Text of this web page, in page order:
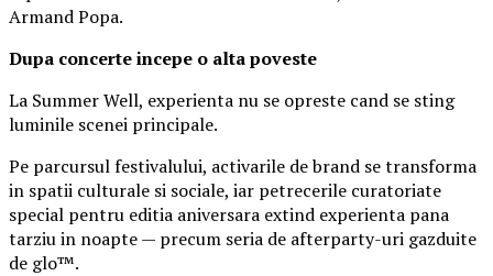
Armand Popa.
Dupa concerte incepe o alta poveste
La Summer Well, experienta nu se opreste cand se sting
luminile scenei principale.
Pe parcursul festivalului, activarile de brand se transforma
in spatii culturale si sociale, iar petrecerile curatoriate
special pentru editia aniversara extind experienta pana
tarziu in noapte — precum seria de afterparty-uri gazduite
de glo™.